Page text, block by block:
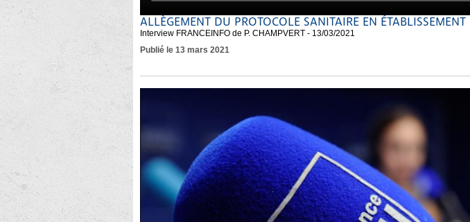
ALLÈGEMENT DU PROTOCOLE SANITAIRE EN ÉTABLISSEMENT
Interview FRANCEINFO de P. CHAMPVERT - 13/03/2021
Publié le 13 mars 2021